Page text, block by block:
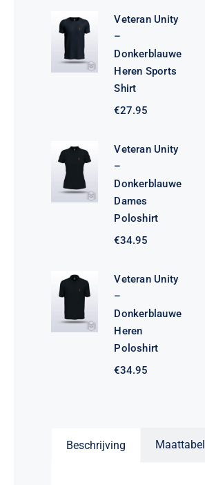
Veteran Unity
–
Donkerblauwe
Heren Sports
Shirt
€27.95
Veteran Unity
–
Donkerblauwe
Dames
Poloshirt
€34.95
Veteran Unity
–
Donkerblauwe
Heren
Poloshirt
€34.95
Beschrijving Maattabel